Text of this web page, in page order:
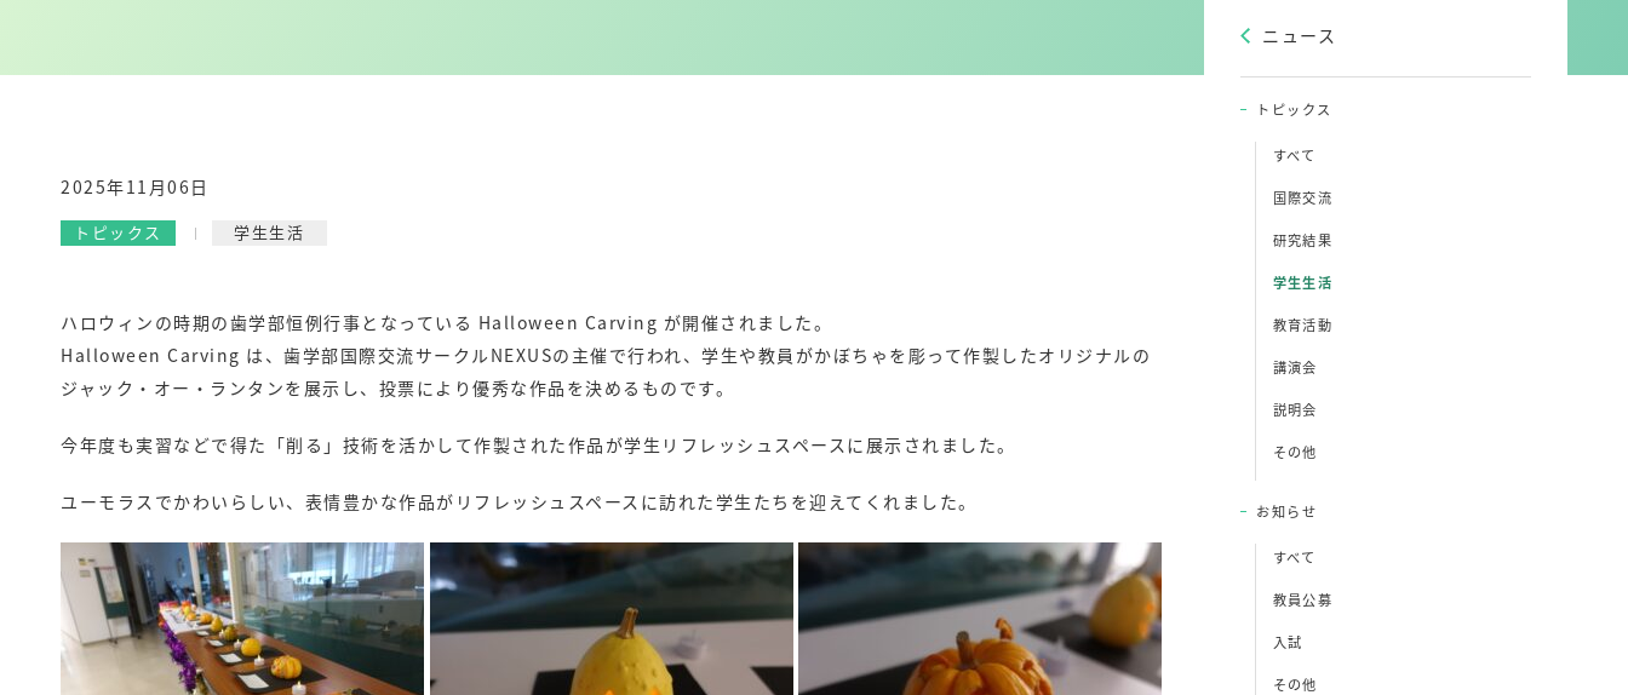
2025年11月06日
トピックス 学生生活
ハロウィンの時期の歯学部恒例行事となっている Halloween Carving が開催されました。
Halloween Carving は、歯学部国際交流サークルNEXUSの主催で行われ、学生や教員がかぼちゃを彫って作製したオリジナルの
ジャック・オー・ランタンを展示し、投票により優秀な作品を決めるものです。
今年度も実習などで得た「削る」技術を活かして作製された作品が学生リフレッシュスペースに展示されました。
ユーモラスでかわいらしい、表情豊かな作品がリフレッシュスペースに訪れた学生たちを迎えてくれました。
ニュース
トピックス
すべて
国際交流
研究結果
学生生活
教育活動
講演会
説明会
その他
お知らせ
すべて
教員公募
入試
その他